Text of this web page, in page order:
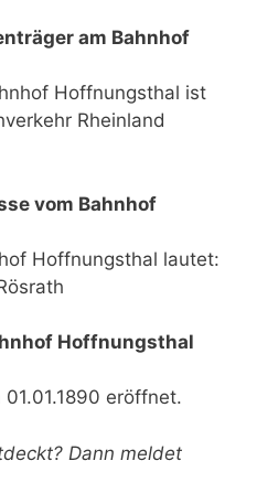
am Bahnhof
Hoffnungsthal ist
Rheinland
vom Bahnhof
Hoffnungsthal lautet:
Hoffnungsthal
eröffnet.
Dann meldet